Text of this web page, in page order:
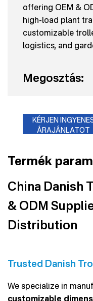
offering OEM &
high-load plant
customizable
logistics, and
Megosztás:
KÉRJEN
ÁRAJÁNLATOT
Termék
China Danish
& ODM
Distribution
Trusted Danish
We specialize in
customizable